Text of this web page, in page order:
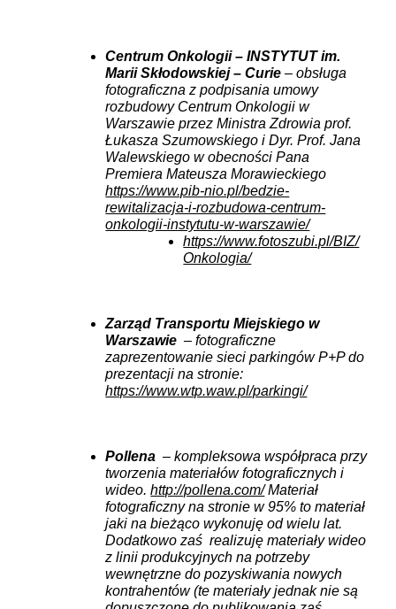
Centrum Onkologii – INSTYTUT im.
Marii Skłodowskiej – Curie – obsługa
fotograficzna z podpisania umowy
rozbudowy Centrum Onkologii w
Warszawie przez Ministra Zdrowia prof.
Łukasza Szumowskiego i Dyr. Prof. Jana
Walewskiego w obecności Pana
Premiera Mateusza Morawieckiego
https://www.pib-nio.pl/bedzie-
rewitalizacja-i-rozbudowa-centrum-
onkologii-instytutu-w-warszawie/
https://www.fotoszubi.pl/BIZ/
Onkologia/
Zarząd Transportu Miejskiego w
Warszawie– fotograficzne
zaprezentowanie sieci parkingów P+P do
prezentacji na stronie:
https://www.wtp.waw.pl/parkingi/
Pollena– kompleksowa współpraca przy
tworzenia materiałów fotograficznych i
wideo.http://pollena.com/Materiał
fotograficzny na stronie w 95% to materiał
jaki na bieżąco wykonuję od wielu lat.
Dodatkowo zaś realizuję materiały wideo
z linii produkcyjnych na potrzeby
wewnętrzne do pozyskiwania nowych
kontrahentów (te materiały jednak nie są